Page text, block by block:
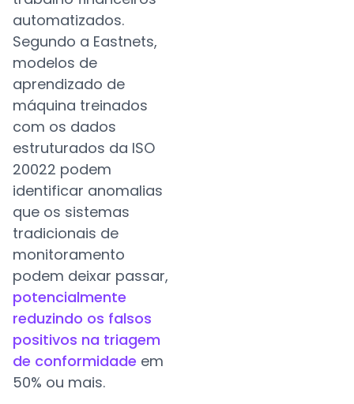
automatizados.
Segundo a Eastnets,
modelos de
aprendizado de
máquina treinados
com os dados
estruturados da ISO
20022 podem
identificar anomalias
que os sistemas
tradicionais de
monitoramento
podem deixar passar,
potencialmente
reduzindo os falsos
positivos na triagem
de conformidade em
50% ou mais.